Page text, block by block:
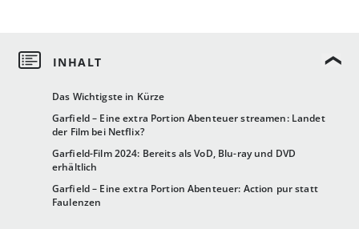
Das Wichtigste in Kürze
Garfield – Eine extra Portion Abenteuer streamen: Landet
der Film bei Netflix?
Garfield-Film 2024: Bereits als VoD, Blu-ray und DVD
erhältlich
Garfield – Eine extra Portion Abenteuer: Action pur statt
Faulenzen